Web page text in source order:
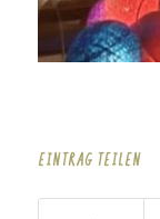
EINTRAG TEILEN